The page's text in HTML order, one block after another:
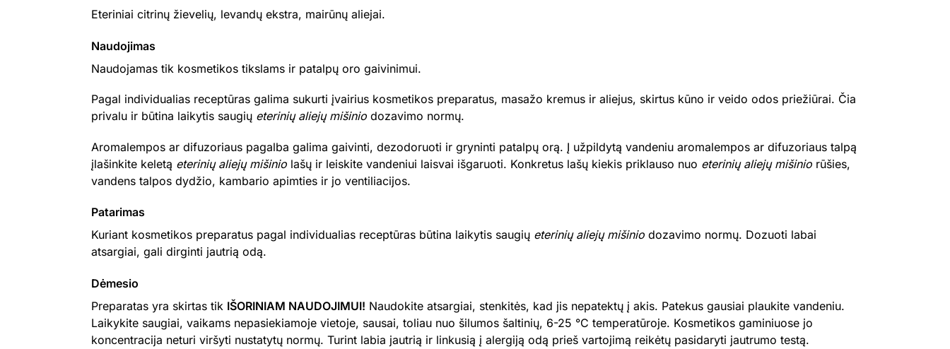
Eteriniai citrinų žievelių, levandų ekstra, mairūnų aliejai.
Naudojimas
Naudojamas tik kosmetikos tikslams ir patalpų oro gaivinimui.
Pagal individualias receptūras galima sukurti įvairius kosmetikos preparatus, masažo kremus ir aliejus, skirtus kūno ir veido odos priežiūrai. Čia
privalu ir būtina laikytis saugių eterinių aliejų mišiniodozavimo normų.
Aromalempos ar difuzoriaus pagalba galima gaivinti, dezodoruoti ir gryninti patalpų orą. Į užpildytą vandeniu aromalempos ar difuzoriaus talpą
įlašinkite keletą eterinių aliejų mišiniolašų ir leiskite vandeniui laisvai išgaruoti. Konkretus lašų kiekis priklauso nuo eterinių aliejų mišiniorūšies,
vandens talpos dydžio, kambario apimties ir jo ventiliacijos.
Patarimas
Kuriant kosmetikos preparatus pagal individualias receptūras būtina laikytis saugių eterinių aliejų mišiniodozavimo normų. Dozuoti labai
atsargiai, gali dirginti jautrią odą.
Dėmesio
Preparatas yra skirtas tik IŠORINIAM NAUDOJIMUI! Naudokite atsargiai, stenkitės, kad jis nepatektų į akis. Patekus gausiai plaukite vandeniu.
Laikykite saugiai, vaikams nepasiekiamoje vietoje, sausai, toliau nuo šilumos šaltinių, 6-25 °C temperatūroje. Kosmetikos gaminiuose jo
koncentracija neturi viršyti nustatytų normų. Turint labia jautrią ir linkusią į alergiją odą prieš vartojimą reikėtų pasidaryti jautrumo testą.